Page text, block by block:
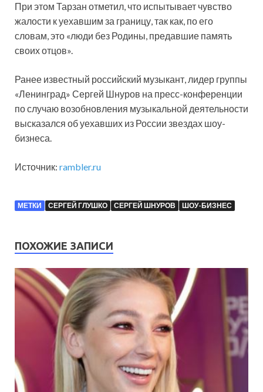
При этом Тарзан отметил, что испытывает чувство
жалости к уехавшим за границу, так как, по его
словам, это «люди без Родины, предавшие память
своих отцов».
Ранее известный российский музыкант, лидер группы
«Ленинград» Сергей Шнуров на пресс-конференции
по случаю возобновления музыкальной деятельности
высказался об уехавших из России звездах шоу-
бизнеса.
Источник: rambler.ru
МЕТКИ СЕРГЕЙ ГЛУШКО СЕРГЕЙ ШНУРОВ ШОУ-БИЗНЕС
ПОХОЖИЕ ЗАПИСИ